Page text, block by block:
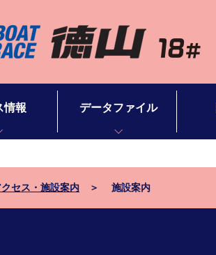
情報
デックス
一覧
データファイル
ボートデータ
クセス・施設案内 施設案内